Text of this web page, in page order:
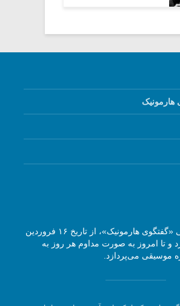
هارمونیک
مجله آنلاین موسیقی «گفتگوی هارمونیک»، از تاریخ ۱۶ فروردین
کرد و تا امروز به صورت مداوم هر روز به
موسیقی می‌پردازد.